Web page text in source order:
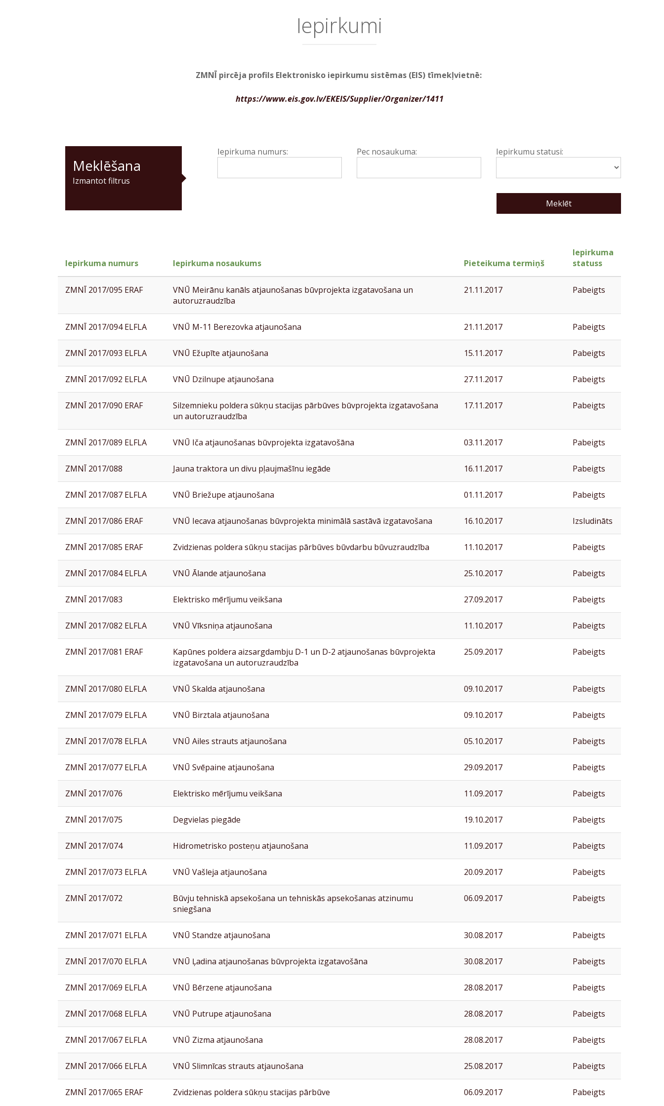
Iepirkumi
ZMNĪ pircēja profils Elektronisko iepirkumu sistēmas (EIS) tīmekļvietnē:
https://www.eis.gov.lv/EKEIS/Supplier/Organizer/1411
Meklēšana
Izmantot filtrus
Iepirkuma numurs: Pec nosaukuma: Iepirkumu statusi:
Iepirkuma numurs Iepirkuma nosaukums Pieteikuma termiņš
Iepirkuma
statuss
ZMNĪ 2017/095 ERAF
VNŪ Meirānu kanāls atjaunošanas būvprojekta izgatavošana un
autoruzraudzība
21.11.2017 Pabeigts
ZMNĪ 2017/094 ELFLA VNŪ M-11 Berezovka atjaunošana 21.11.2017 Pabeigts
ZMNĪ 2017/093 ELFLA VNŪ Ežupīte atjaunošana 15.11.2017 Pabeigts
ZMNĪ 2017/092 ELFLA VNŪ Dzilnupe atjaunošana 27.11.2017 Pabeigts
ZMNĪ 2017/090 ERAF
Silzemnieku poldera sūkņu stacijas pārbūves būvprojekta izgatavošana
un autoruzraudzība
17.11.2017 Pabeigts
ZMNĪ 2017/089 ELFLA VNŪ Iča atjaunošanas būvprojekta izgatavošāna 03.11.2017 Pabeigts
ZMNĪ 2017/088 Jauna traktora un divu pļaujmašīnu iegāde 16.11.2017 Pabeigts
ZMNĪ 2017/087 ELFLA VNŪ Briežupe atjaunošana 01.11.2017 Pabeigts
ZMNĪ 2017/086 ERAF VNŪ Iecava atjaunošanas būvprojekta minimālā sastāvā izgatavošana 16.10.2017 Izsludināts
ZMNĪ 2017/085 ERAF Zvidzienas poldera sūkņu stacijas pārbūves būvdarbu būvuzraudzība 11.10.2017 Pabeigts
ZMNĪ 2017/084 ELFLA VNŪ Ālande atjaunošana 25.10.2017 Pabeigts
ZMNĪ 2017/083 Elektrisko mērījumu veikšana 27.09.2017 Pabeigts
ZMNĪ 2017/082 ELFLA VNŪ Vīksniņa atjaunošana 11.10.2017 Pabeigts
ZMNĪ 2017/081 ERAF
Kapūnes poldera aizsargdambju D-1 un D-2 atjaunošanas būvprojekta
izgatavošana un autoruzraudzība
25.09.2017 Pabeigts
ZMNĪ 2017/080 ELFLA VNŪ Skalda atjaunošana 09.10.2017 Pabeigts
ZMNĪ 2017/079 ELFLA VNŪ Birztala atjaunošana 09.10.2017 Pabeigts
ZMNĪ 2017/078 ELFLA VNŪ Ailes strauts atjaunošana 05.10.2017 Pabeigts
ZMNĪ 2017/077 ELFLA VNŪ Svēpaine atjaunošana 29.09.2017 Pabeigts
ZMNĪ 2017/076 Elektrisko mērījumu veikšana 11.09.2017 Pabeigts
ZMNĪ 2017/075 Degvielas piegāde 19.10.2017 Pabeigts
ZMNĪ 2017/074 Hidrometrisko posteņu atjaunošana 11.09.2017 Pabeigts
ZMNĪ 2017/073 ELFLA VNŪ Vašleja atjaunošana 20.09.2017 Pabeigts
ZMNĪ 2017/072
Būvju tehniskā apsekošana un tehniskās apsekošanas atzinumu
sniegšana
06.09.2017 Pabeigts
ZMNĪ 2017/071 ELFLA VNŪ Standze atjaunošana 30.08.2017 Pabeigts
ZMNĪ 2017/070 ELFLA VNŪ Ļadina atjaunošanas būvprojekta izgatavošāna 30.08.2017 Pabeigts
ZMNĪ 2017/069 ELFLA VNŪ Bērzene atjaunošana 28.08.2017 Pabeigts
ZMNĪ 2017/068 ELFLA VNŪ Putrupe atjaunošana 28.08.2017 Pabeigts
ZMNĪ 2017/067 ELFLA VNŪ Zizma atjaunošana 28.08.2017 Pabeigts
ZMNĪ 2017/066 ELFLA VNŪ Slimnīcas strauts atjaunošana 25.08.2017 Pabeigts
ZMNĪ 2017/065 ERAF Zvidzienas poldera sūkņu stacijas pārbūve 06.09.2017 Pabeigts